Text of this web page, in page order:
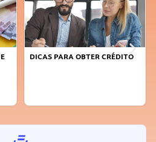
DICAS PARA OBTER CRÉDITO